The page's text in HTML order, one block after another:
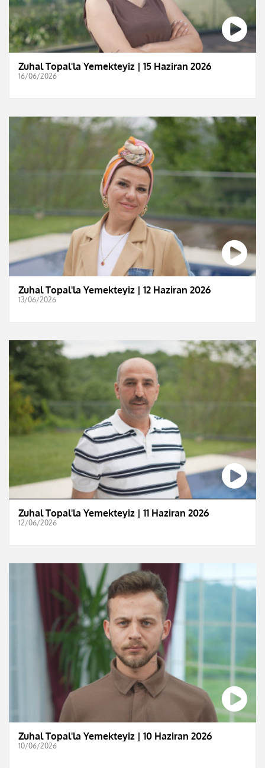
Zuhal Topal'la Yemekteyiz | 15 Haziran 2026
16/06/2026
Zuhal Topal'la Yemekteyiz | 12 Haziran 2026
13/06/2026
Zuhal Topal'la Yemekteyiz | 11 Haziran 2026
12/06/2026
Zuhal Topal'la Yemekteyiz | 10 Haziran 2026
10/06/2026